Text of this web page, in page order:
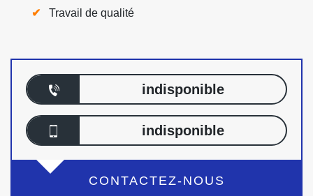
Travail de qualité
indisponible
indisponible
CONTACTEZ-NOUS